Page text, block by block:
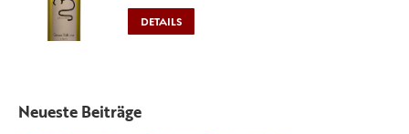
DETAILS
Neueste Beiträge